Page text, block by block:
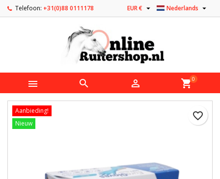
Telefoon: +31(0)88 0111178 Nederlands 
EUR € 
   shopping_cart0
favorite_border
Aanbieding!
Nieuw